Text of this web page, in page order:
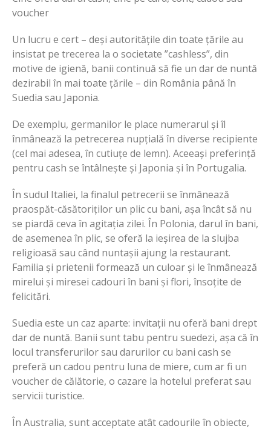
voucher
Un lucru e cert – deși autoritățile din toate țările au
insistat pe trecerea la o societate ”cashless”, din
motive de igienă, banii continuă să fie un dar de nuntă
dezirabil în mai toate țările – din România până în
Suedia sau Japonia.
De exemplu, germanilor le place numerarul și îl
înmânează la petrecerea nupțială în diverse recipiente
(cel mai adesea, în cutiuțe de lemn). Aceeași preferință
pentru cash se întâlnește și Japonia și în Portugalia.
În sudul Italiei, la finalul petrecerii se înmânează
praospăt-căsătoriților un plic cu bani, așa încât să nu
se piardă ceva în agitația zilei. În Polonia, darul în bani,
de asemenea în plic, se oferă la ieșirea de la slujba
religioasă sau când nuntașii ajung la restaurant.
Familia și prietenii formează un culoar și le înmânează
mirelui și miresei cadouri în bani și flori, însoțite de
felicitări.
Suedia este un caz aparte: invitații nu oferă bani drept
dar de nuntă. Banii sunt tabu pentru suedezi, așa că în
locul transferurilor sau darurilor cu bani cash se
preferă un cadou pentru luna de miere, cum ar fi un
voucher de călătorie, o cazare la hotelul preferat sau
servicii turistice.
În Australia, sunt acceptate atât cadourile în obiecte,